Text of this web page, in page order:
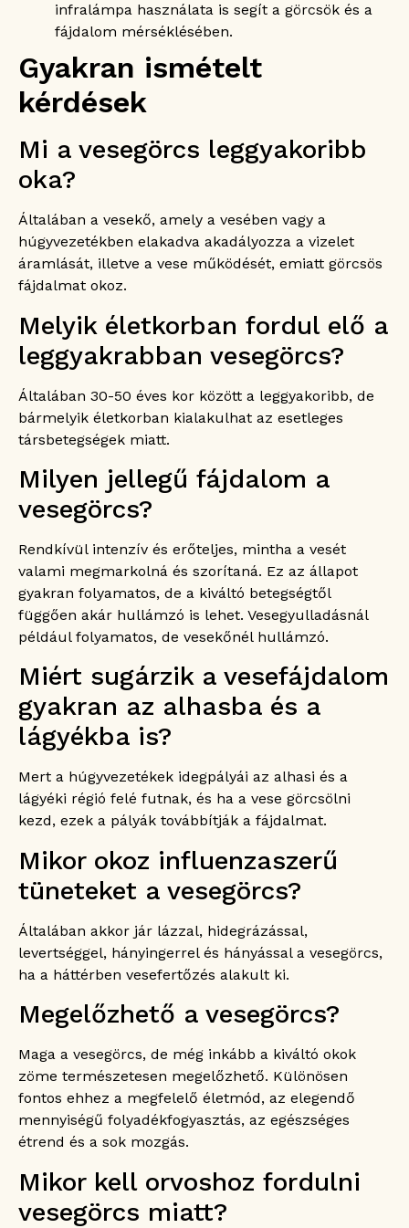
infralámpa használata is segít a görcsök és a
fájdalom mérséklésében.
Gyakran ismételt
kérdések
Mi a vesegörcs leggyakoribb
oka?
Általában a vesekő, amely a vesében vagy a
húgyvezetékben elakadva akadályozza a vizelet
áramlását, illetve a vese működését, emiatt görcsös
fájdalmat okoz.
Melyik életkorban fordul elő a
leggyakrabban vesegörcs?
Általában 30-50 éves kor között a leggyakoribb, de
bármelyik életkorban kialakulhat az esetleges
társbetegségek miatt.
Milyen jellegű fájdalom a
vesegörcs?
Rendkívül intenzív és erőteljes, mintha a vesét
valami megmarkolná és szorítaná. Ez az állapot
gyakran folyamatos, de a kiváltó betegségtől
függően akár hullámzó is lehet. Vesegyulladásnál
például folyamatos, de vesekőnél hullámzó.
Miért sugárzik a vesefájdalom
gyakran az alhasba és a
lágyékba is?
Mert a húgyvezetékek idegpályái az alhasi és a
lágyéki régió felé futnak, és ha a vese görcsölni
kezd, ezek a pályák továbbítják a fájdalmat.
Mikor okoz influenzaszerű
tüneteket a vesegörcs?
Általában akkor jár lázzal, hidegrázással,
levertséggel, hányingerrel és hányással a vesegörcs,
ha a háttérben vesefertőzés alakult ki.
Megelőzhető a vesegörcs?
Maga a vesegörcs, de még inkább a kiváltó okok
zöme természetesen megelőzhető. Különösen
fontos ehhez a megfelelő életmód, az elegendő
mennyiségű folyadékfogyasztás, az egészséges
étrend és a sok mozgás.
Mikor kell orvoshoz fordulni
vesegörcs miatt?